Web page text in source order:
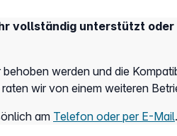
vollständig unterstützt oder
werden und die
wir von einem weiteren
am Telefon oder per E-Mail.